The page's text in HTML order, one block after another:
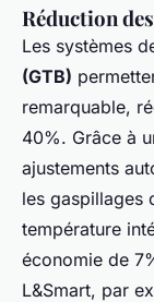
Réduction
Les systèmes
(GTB)
remarquable,
40%. Grâce à
ajustements
les gaspillages
température
économie de
L&Smart, par